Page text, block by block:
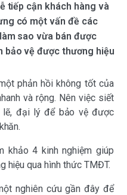
tiếp cận khách hàng và
có một vấn đề các
sao vừa bán được
bảo vệ được thương hiệu
phản hồi không tốt của
và rộng. Nên việc siết
lẽ, đại lý để bảo vệ được
khảo 4 kinh nghiệm giúp
hiệu qua hình thức TMĐT.
nghiên cứu gần đây để